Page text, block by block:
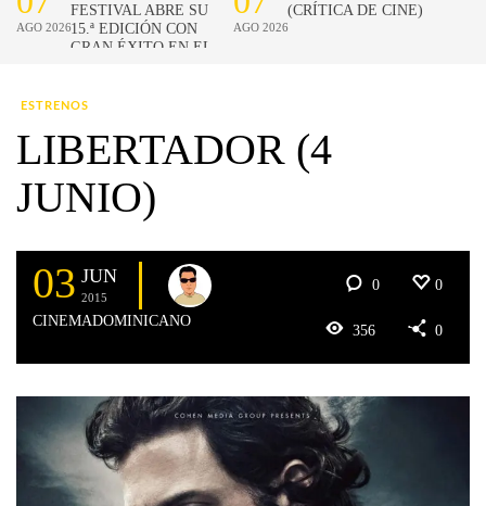
ESTRENOS
LIBERTADOR (4
JUNIO)
03 JUN
2015
CINEMADOMINICANO
0 0
356 0